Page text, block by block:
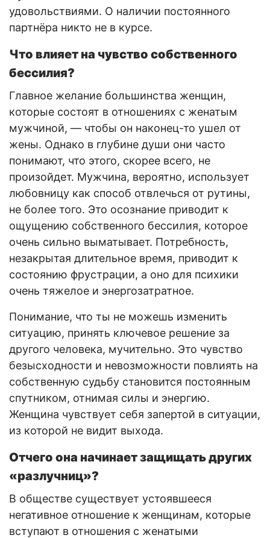
удовольствиями. О наличии постоянного
партнёра никто не в курсе.
Что влияет на чувство собственного
бессилия?
Главное желание большинства женщин,
которые состоят в отношениях с женатым
мужчиной, — чтобы он наконец-то ушел от
жены. Однако в глубине души они часто
понимают, что этого, скорее всего, не
произойдет. Мужчина, вероятно, использует
любовницу как способ отвлечься от рутины,
не более того. Это осознание приводит к
ощущению собственного бессилия, которое
очень сильно выматывает. Потребность,
незакрытая длительное время, приводит к
состоянию фрустрации, а оно для психики
очень тяжелое и энергозатратное.
Понимание, что ты не можешь изменить
ситуацию, принять ключевое решение за
другого человека, мучительно. Это чувство
безысходности и невозможности повлиять на
собственную судьбу становится постоянным
спутником, отнимая силы и энергию.
Женщина чувствует себя запертой в ситуации,
из которой не видит выхода.
Отчего она начинает защищать других
«разлучниц»?
В обществе существует устоявшееся
негативное отношение к женщинам, которые
вступают в отношения с женатыми